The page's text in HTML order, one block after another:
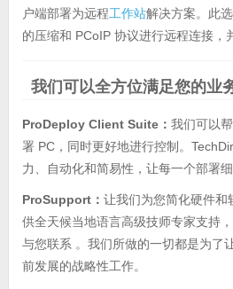
户端部署为远程工作站解决方案。此
的压缩和 PCoIP 协议进行远程连接，
我们可以全方位满足您的业
ProDeploy Client Suite： 我们可以
署 PC，同时更好地进行控制。
力、自动化和简易性，让每一个部署
ProSupport： 让我们为您简化硬件和
供全天候当地语言高级技师专家支持
与您联系 。我们所做的一切都是为了
前发展的战略性工作。